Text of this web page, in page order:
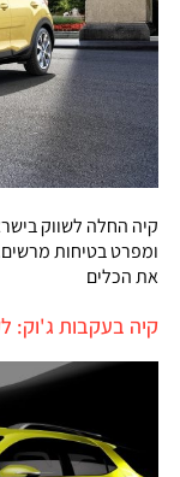
קיה החלה לשווק
ומפרט בטיחות
את הכלים
קיה בעקבות ג'וק: